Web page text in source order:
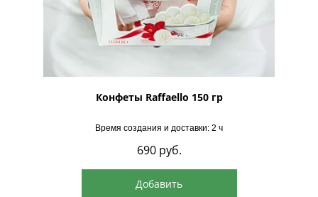
Конфеты Raffaello 150 гр
Время создания и доставки: 2 ч
690 руб.
Добавить